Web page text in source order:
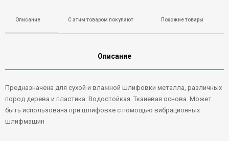
Описание С этим товаром покупают Похожие товары
Описание
Предназначена для сухой и влажной шлифовки металла, различных
пород дерева и пластика. Водостойкая. Тканевая основа. Может
быть использована при шлифовке с помощью вибрационных
шлифмашин